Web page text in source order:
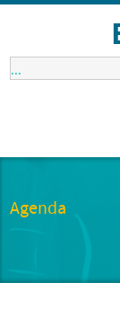
...
Agenda